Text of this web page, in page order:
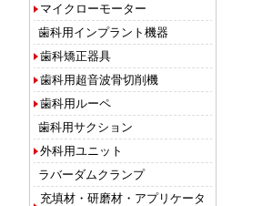
マイクローモーター
歯科用インプラント機器
歯科矯正器具
歯科用超音波骨切削機
歯科用ルーペ
歯科用サクション
外科用ユニット
ラバーダムクランプ
充填材・研磨材・アプリケータ